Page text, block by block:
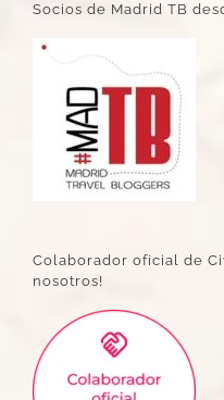
Socios de Madrid TB
Colaborador oficial de
nosotros!